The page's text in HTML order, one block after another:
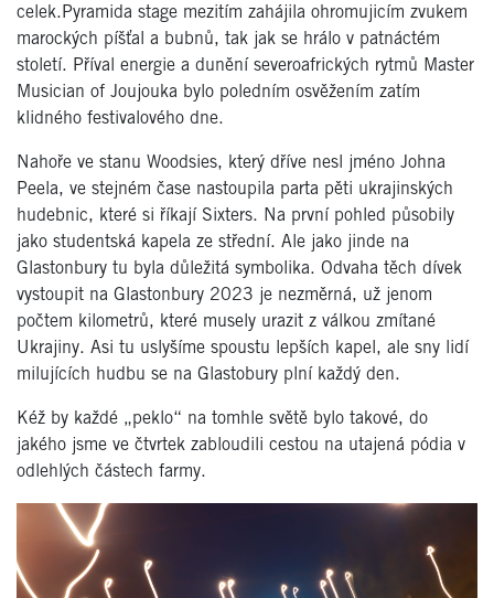
celek.Pyramida stage mezitím zahájila ohromujicím zvukem
marockých píšťal a bubnů, tak jak se hrálo v patnáctém
století. Příval energie a dunění severoafrických rytmů Master
Musician of Joujouka bylo poledním osvěžením zatím
klidného festivalového dne.
Nahoře ve stanu Woodsies, který dříve nesl jméno Johna
Peela, ve stejném čase nastoupila parta pěti ukrajinských
hudebnic, které si říkají Sixters. Na první pohled působily
jako studentská kapela ze střední. Ale jako jinde na
Glastonbury tu byla důležitá symbolika. Odvaha těch dívek
vystoupit na Glastonbury 2023 je nezměrná, už jenom
počtem kilometrů, které musely urazit z válkou zmítané
Ukrajiny. Asi tu uslyšíme spoustu lepších kapel, ale sny lidí
milujících hudbu se na Glastobury plní každý den.
Kéž by každé „peklo“ na tomhle světě bylo takové, do
jakého jsme ve čtvrtek zabloudili cestou na utajená pódia v
odlehlých částech farmy.